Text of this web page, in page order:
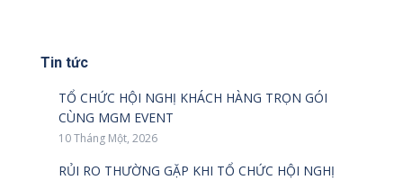
Tin tức
TỔ CHỨC HỘI NGHỊ KHÁCH HÀNG TRỌN GÓI
CÙNG MGM EVENT
10 Tháng Một, 2026
RỦI RO THƯỜNG GẶP KHI TỔ CHỨC HỘI NGHỊ